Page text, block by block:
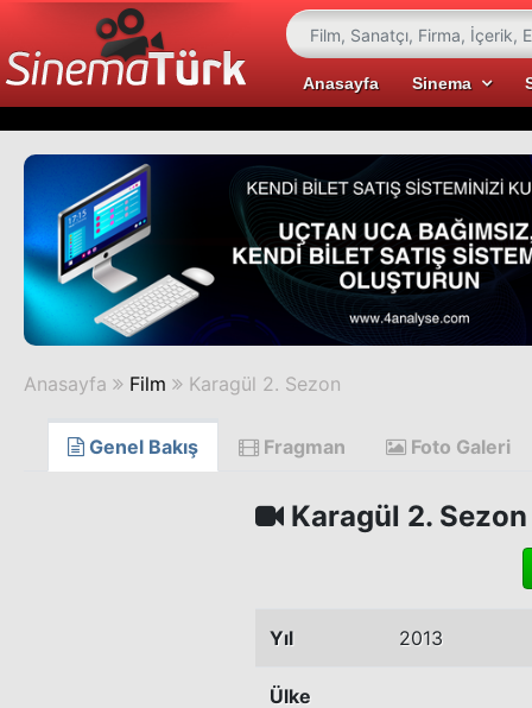
Anasayfa Sinema
Anasayfa Film Karagül 2. Sezon
Genel Bakış Fragman Foto Galeri
Karagül 2. Sezon
Yıl 2013
Ülke